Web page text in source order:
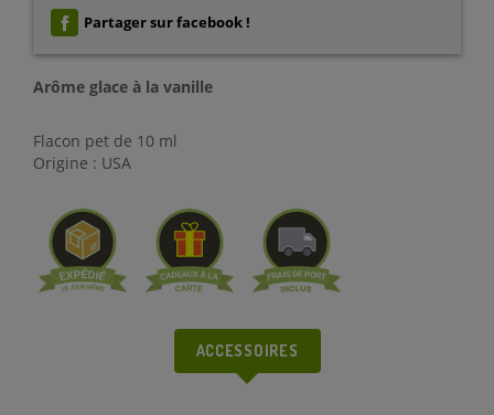
Partager sur facebook !
Arôme glace à la vanille
Flacon pet de 10 ml
Origine : USA
ACCESSOIRES